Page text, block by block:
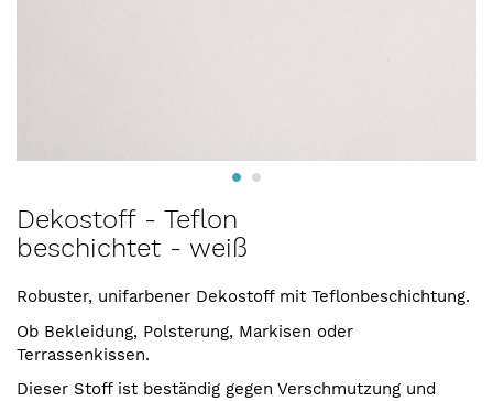
Anfang
der
springen
Dekostoff - Teflon
beschichtet - weiß
Robuster, unifarbener Dekostoff mit Teflonbeschichtung.
Ob Bekleidung, Polsterung, Markisen oder
Terrassenkissen.
Dieser Stoff ist beständig gegen Verschmutzung und